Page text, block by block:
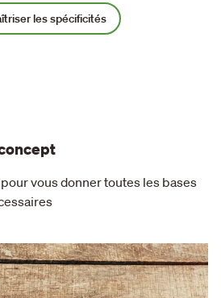
les spécificités
vous donner toutes les bases